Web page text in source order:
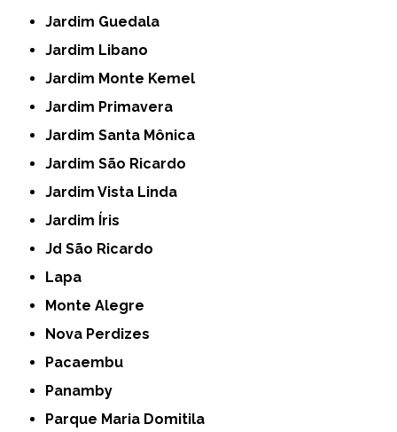
Jardim Guedala
Jardim Libano
Jardim Monte Kemel
Jardim Primavera
Jardim Santa Mônica
Jardim São Ricardo
Jardim Vista Linda
Jardim Íris
Jd São Ricardo
Lapa
Monte Alegre
Nova Perdizes
Pacaembu
Panamby
Parque Maria Domitila